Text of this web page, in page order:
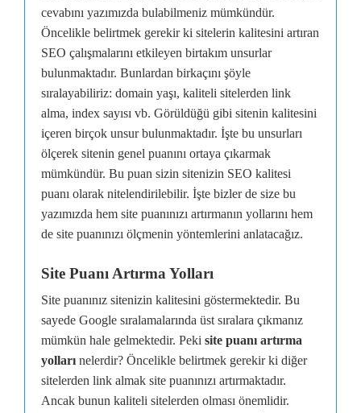
cevabını yazımızda bulabilmeniz mümkündür.
Öncelikle belirtmek gerekir ki sitelerin kalitesini artıran
SEO çalışmalarını etkileyen birtakım unsurlar
bulunmaktadır. Bunlardan birkaçını şöyle
sıralayabiliriz: domain yaşı, kaliteli sitelerden link
alma, index sayısı vb. Görüldüğü gibi sitenin kalitesini
içeren birçok unsur bulunmaktadır. İşte bu unsurları
ölçerek sitenin genel puanını ortaya çıkarmak
mümkündür. Bu puan sizin sitenizin SEO kalitesi
puanı olarak nitelendirilebilir. İşte bizler de size bu
yazımızda hem site puanınızı artırmanın yollarını hem
de site puanınızı ölçmenin yöntemlerini anlatacağız.
Site Puanı Artırma Yolları
Site puanınız sitenizin kalitesini göstermektedir. Bu
sayede Google sıralamalarında üst sıralara çıkmanız
mümkün hale gelmektedir. Peki site puanı artırma
yolları nelerdir? Öncelikle belirtmek gerekir ki diğer
sitelerden link almak site puanınızı artırmaktadır.
Ancak bunun kaliteli sitelerden olması önemlidir.